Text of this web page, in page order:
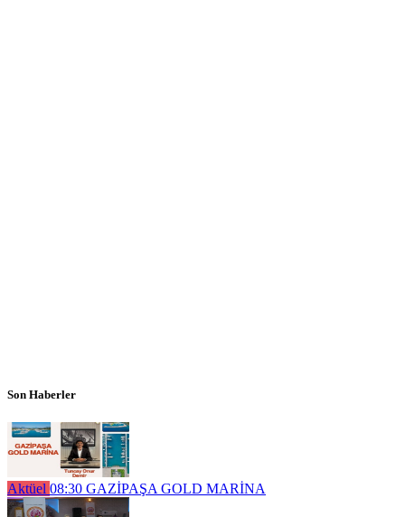
Son Haberler
Aktüel 08:30 GAZİPAŞA GOLD MARİNA